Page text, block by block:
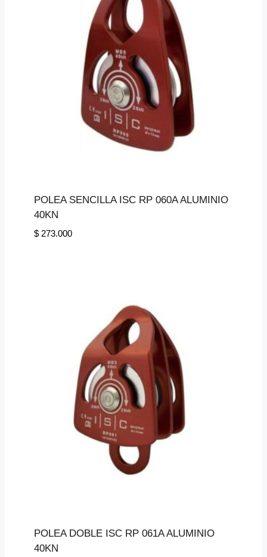
POLEA SENCILLA ISC RP 060A ALUMINIO
40KN
$273.000
POLEA DOBLE ISC RP 061A ALUMINIO
40KN